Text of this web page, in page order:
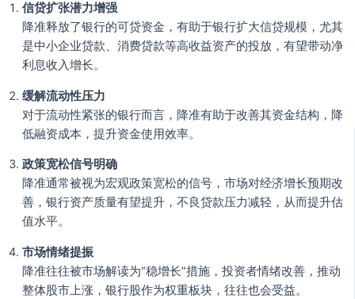
信贷扩张潜力增强
降准释放了银行的可贷资金，有助于银行扩大信贷规模，尤其
是中小企业贷款、消费贷款等高收益资产的投放，有望带动净
利息收入增长。
缓解流动性压力
对于流动性紧张的银行而言，降准有助于改善其资金结构，降
低融资成本，提升资金使用效率。
政策宽松信号明确
降准通常被视为宏观政策宽松的信号，市场对经济增长预期改
善，银行资产质量有望提升，不良贷款压力减轻，从而提升估
值水平。
市场情绪提振
降准往往被市场解读为“稳增长”措施，投资者情绪改善，推动
整体股市上涨，银行股作为权重板块，往往也会受益。